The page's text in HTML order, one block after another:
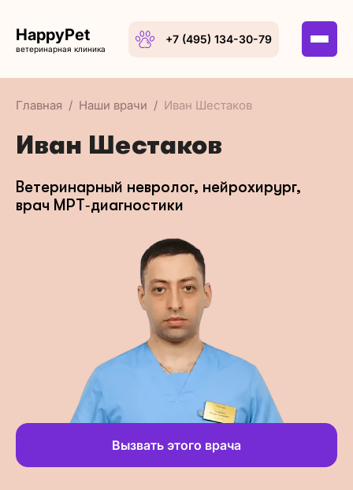
HappyPet
ветеринарная клиника
+7 (495) 134-30-79
Главная Наши врачи Иван Шестаков
Иван Шестаков
Ветеринарный невролог, нейрохирург,
врач МРТ‑диагностики
Вызвать этого врача